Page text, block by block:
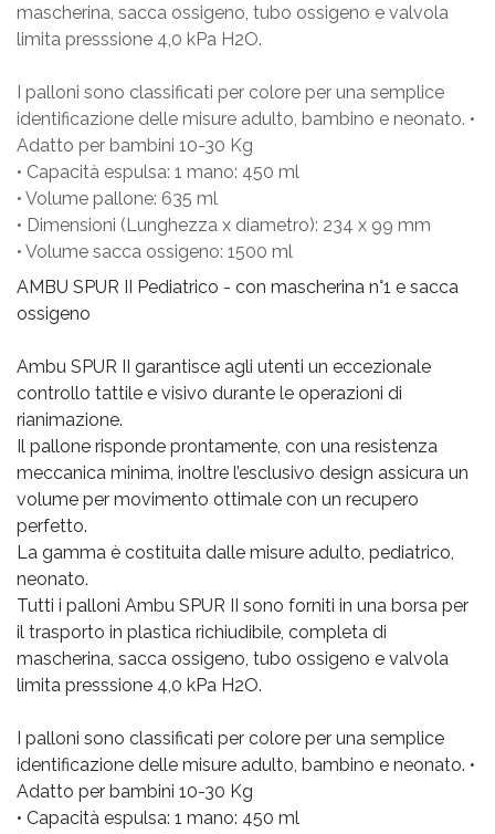
mascherina, sacca ossigeno, tubo ossigeno e valvola
limita presssione 4,0 kPa H2O.
I palloni sono classificati per colore per una semplice
identificazione delle misure adulto, bambino e neonato. •
Adatto per bambini 10-30 Kg
• Capacità espulsa: 1 mano: 450 ml
• Volume pallone: 635 ml
• Dimensioni (Lunghezza x diametro): 234 x 99 mm
• Volume sacca ossigeno: 1500 ml
AMBU SPUR II Pediatrico - con mascherina n°1 e sacca
ossigeno
Ambu SPUR II garantisce agli utenti un eccezionale
controllo tattile e visivo durante le operazioni di
rianimazione.
Il pallone risponde prontamente, con una resistenza
meccanica minima, inoltre l’esclusivo design assicura un
volume per movimento ottimale con un recupero
perfetto.
La gamma è costituita dalle misure adulto, pediatrico,
neonato.
Tutti i palloni Ambu SPUR II sono forniti in una borsa per
il trasporto in plastica richiudibile, completa di
mascherina, sacca ossigeno, tubo ossigeno e valvola
limita presssione 4,0 kPa H2O.
I palloni sono classificati per colore per una semplice
identificazione delle misure adulto, bambino e neonato. •
Adatto per bambini 10-30 Kg
• Capacità espulsa: 1 mano: 450 ml